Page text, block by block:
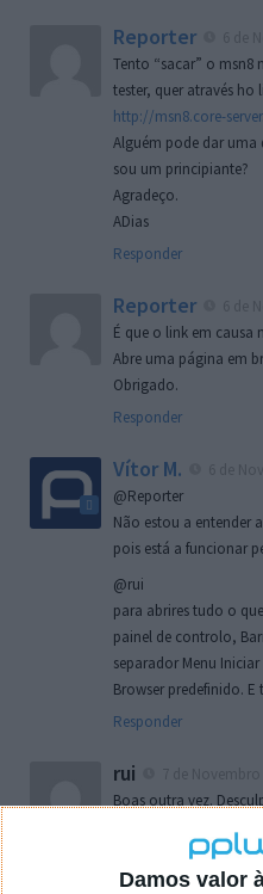
Damos valor
Reporter
Tento “sacar” o
tester, quer através ho
http://msn8.core-
Alguém pode dar
sou um principiante?
Agradeço.
ADias
Responder
Reporter
É que o link em causa
Abre uma página em
Obrigado.
Responder
Vítor M.
@Reporter
Não estou a entender
pois está a funcionar
@rui
para abrires tudo o
painel de controlo,
separador Menu
Browser predefinido.
Responder
rui
Boas outra vez.
o firefox como
de control tudo e